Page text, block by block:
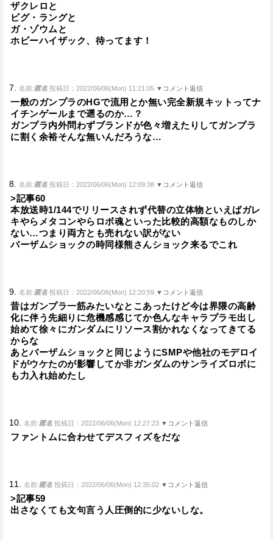
ザクレロと
ビグ・ラングと
ガ・ゾウムと
ホビーハイザック、待ってます！
7. 名前:匿名 投稿日：2022/06/06(Mon) 11:21:05 ▼コメント返信
一般のガンプラのHGで流用とか無い完全新規キットってナ
イチンゲールまで遡るのか…？
ガンプラ内外問わずブランドが色々増えたりしてガンプラ
に割く余裕そんな無いんだろうな…
8. 名前:匿名 投稿日：2022/06/06(Mon) 12:09:38 ▼コメント返信
>記事60
本放送時1/144でリリースされず代替の立体物といえばガレ
キやらメタコンやらロボ魂といった比較的高額なものしか
ない…つまり両方とも売れない訳がない
バーザムショックの時同様熊さんショック来るでこれ
9. 名前:匿名 投稿日：2022/06/06(Mon) 12:20:59 ▼コメント返信
昔はガンプラ一筋みたいなとこあったけど今は界隈の高齢
化に伴う先細りに危機感感じてか色んなキャラプラモ出し
始めて徐々にガンダムにリソース割かれなくなってきてる
からな
あとバーザムショックと同じようにSMPや他社のモデロイ
ドがウケたのが影響してか非ガンダムのサンライズロボに
も力入れ始めたし
10. 名前:匿名 投稿日：2022/06/06(Mon) 12:27:23 ▼コメント返信
ファントムに合わせてデスフィズをだな
11. 名前:匿名 投稿日：2022/06/06(Mon) 12:35:02 ▼コメント返信
>記事59
出さなくても文句言う人圧倒的に少ないしな。